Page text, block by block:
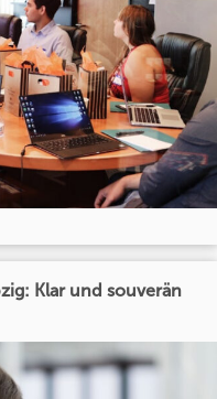
Klar und souverän